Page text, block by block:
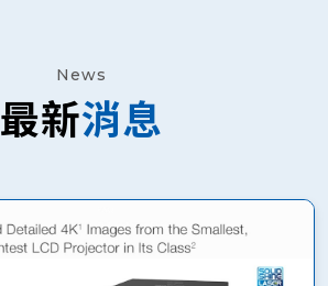
News
最新消息